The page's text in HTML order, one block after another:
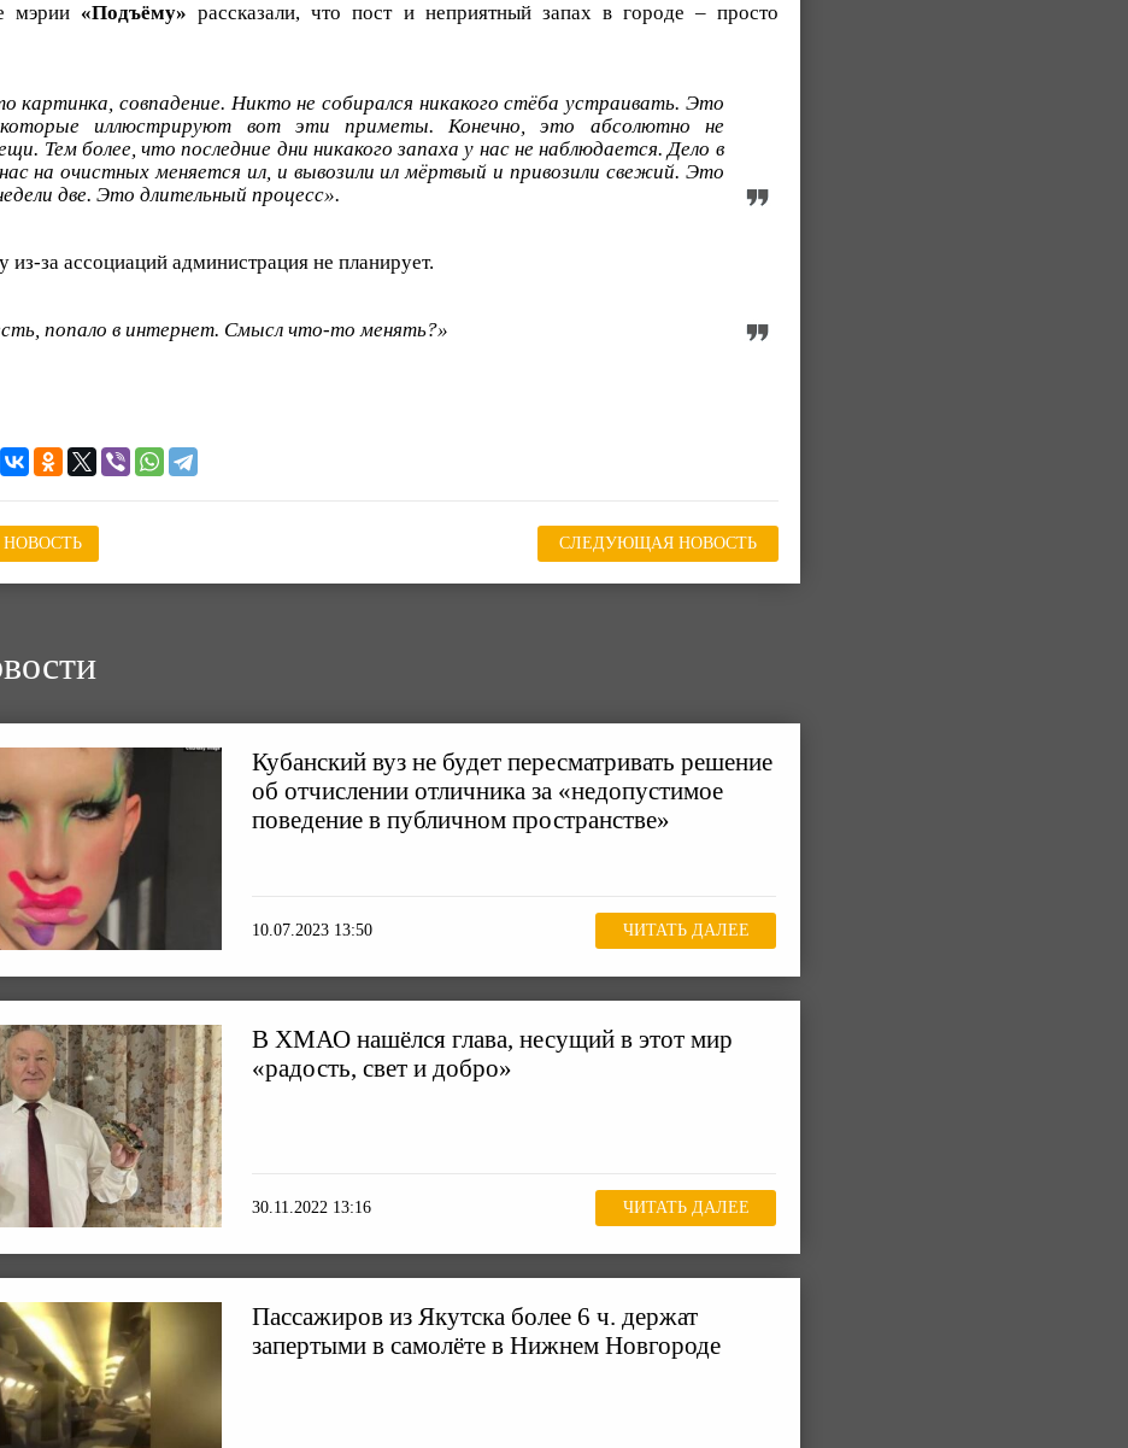
мэрии «Подъёму» рассказали, что пост и неприятный запах в городе – просто
картинка, совпадение. Никто не собирался никакого стёба устраивать. Это
иллюстрируют вот эти приметы. Конечно, это абсолютно не
Тем более, что последние дни никакого запаха у нас не наблюдается. Дело в
на очистных меняется ил, и вывозили ил мёртвый и привозили свежий. Это
две. Это длительный процесс».
из-за ассоциаций администрация не планирует.
попало в интернет. Смысл что-то менять?»
СЛЕДУЮЩАЯ НОВОСТЬ
Кубанский вуз не будет пересматривать решение
об отчислении отличника за «недопустимое
поведение в публичном пространстве»
10.07.2023 13:50 ЧИТАТЬ ДАЛЕЕ
В ХМАО нашёлся глава, несущий в этот мир
«радость, свет и добро»
30.11.2022 13:16 ЧИТАТЬ ДАЛЕЕ
Пассажиров из Якутска более 6 ч. держат
запертыми в самолёте в Нижнем Новгороде